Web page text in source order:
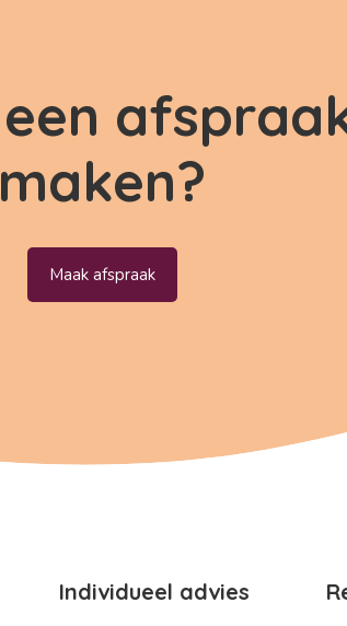
maken?
Maak afspraak
Individueel advies